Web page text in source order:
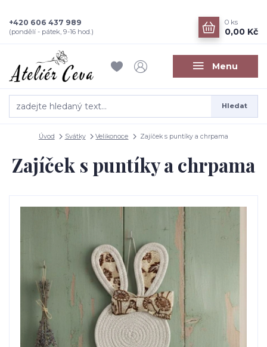
Menu
Hledat
+420 606 437 989
(pondělí - pátek, 9-16 hod.)
0 ks
0,00 Kč
Úvod Svátky Velikonoce Zajíček s puntíky a chrpama
Zajíček s puntíky a chrpama